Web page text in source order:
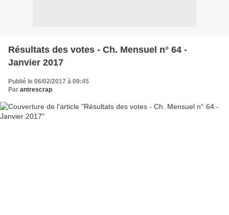
Résultats des votes - Ch. Mensuel n° 64 -
Janvier 2017
Publié le 06/02/2017 à 09:45
Par antrescrap